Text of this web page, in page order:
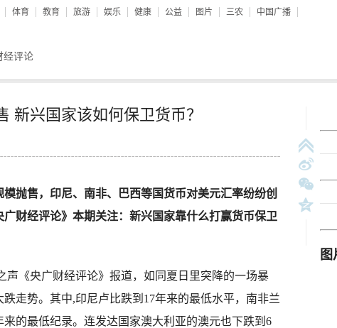
体育 教育 旅游 娱乐 健康 公益 图片 三农 中国广播
经评论
新兴国家该如何保卫货币？
模抛售，印尼、南非、巴西等国货币对美元汇率纷纷创
财经评论》本期关注：新兴国家靠什么打赢货币保卫
《央广财经评论》报道，如同夏日里突降的一场暴
走势。其中,印尼卢比跌到17年来的最低水平，南非兰
的最低纪录。连发达国家澳大利亚的澳元也下跌到6